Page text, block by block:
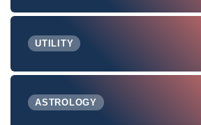
UTILITY
ASTROLOGY